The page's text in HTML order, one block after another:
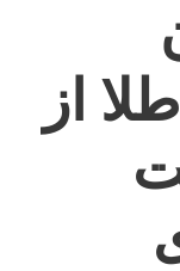
از